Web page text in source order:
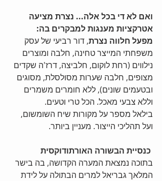
ואם לא די בכל אלה... נצרת מציעה
אטרקציות מענגות למבקרים בה:
מפעל חלווה נצרת, דור רביעי של עסק
משפחתי המייצר טחינה, חלבה ומוצרים
נילווים (רחת לוקום, חלביצה, דרז'ה שקדים
מצופים, חלבה שערות מסולסלת, מסוגים
ובטעמים שונים), ללא חומרים משמרים
וללא צבעי מאכל. הכל טרי וטעים.
בילאל מספר על מקורות שיח השומשום,
ועל תהליכי הייצור. מעניין ביותר.
בתוכה נמצאת המערה הקדושה, בה בישר
המלאך גבריאל למרים הבתולה על לידת